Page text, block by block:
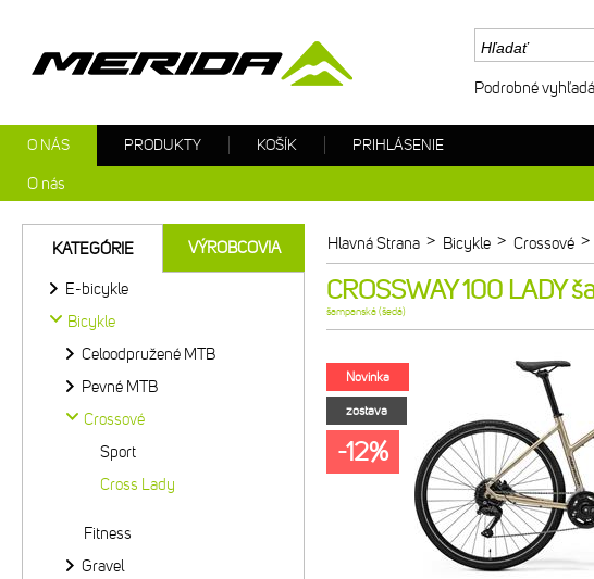
Hlavná Strana > Bicykle > Crossové >
CROSSWAY 100 LADY
šampanská (šedá)
Novinka
zostava
-12%
KATEGÓRIE VÝROBCOVIA
E-bicykle
Bicykle
Celoodpružené MTB
Pevné MTB
Crossové
Sport
Cross Lady
Fitness
Gravel
Podrobné
O NÁS
O nás
PRODUKTY KOŠÍK PRIHLÁSENIE